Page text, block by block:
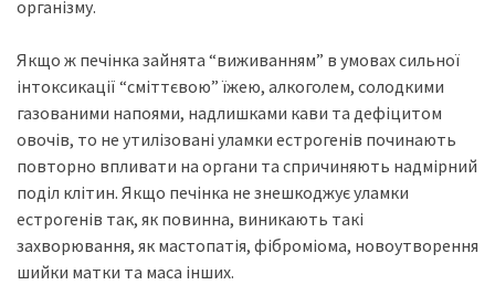
організму.
Якщо ж печінка зайнята “виживанням” в умовах сильної
інтоксикації “сміттєвою” їжею, алкоголем, солодкими
газованими напоями, надлишками кави та дефіцитом
овочів, то не утилізовані уламки естрогенів починають
повторно впливати на органи та спричиняють надмірний
поділ клітин. Якщо печінка не знешкоджує уламки
естрогенів так, як повинна, виникають такі
захворювання, як мастопатія, фіброміома, новоутворення
шийки матки та маса інших.